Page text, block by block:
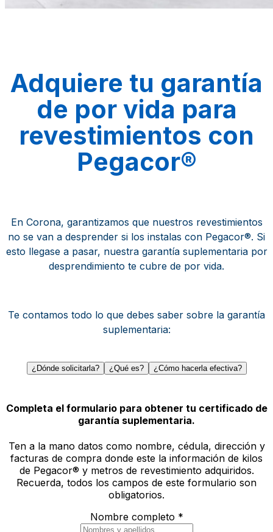
Adquiere tu garantía
de por vida para
revestimientos con
Pegacor®
​​​​​​En Corona, garantizamos que nuestros revestimientos
no se van a desprender si los instalas con Pegacor®. Si
esto llegase a pasar, nuestra garantía suplementaria por
desprendimiento te cubre de por vida.
Te contamos todo lo que debes saber sobre la garantía
suplementaria:
¿Dónde solicitarla? ¿Qué es? ¿Cómo hacerla efectiva?
Completa el formulario para obtener tu certificado de
garantía suplementaria.
Ten a la mano datos como nombre, cédula, dirección y
facturas de compra donde este la información de kilos
de Pegacor® y metros de revestimiento adquiridos.
Recuerda, todos los campos de este formulario son
obligatorios.
Nombre completo *